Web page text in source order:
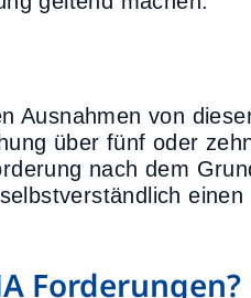
Ausnahmen von
über fünf oder
nach dem
einen
Forderungen?